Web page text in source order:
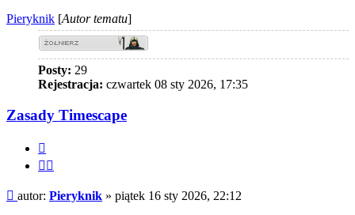
Pieryknik [Autor tematu]
Posty: 29
Rejestracja: czwartek 08 sty 2026, 17:35
Zasady Timescape
Post
autor: Pieryknik » piątek 16 sty 2026, 22:12